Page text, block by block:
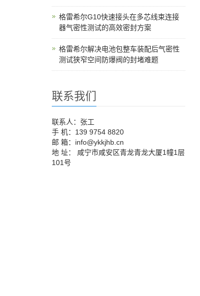
格雷希尔G10快速接头在多芯线束连接
器气密性测试的高效密封方案
格雷希尔解决电池包整车装配后气密性
测试狭窄空间防爆阀的封堵难题
联系我们
联系人：张工
手 机：139 9754 8820
邮 箱：info@ykkjhb.cn
地 址： 咸宁市咸安区青龙青龙大厦1幢1层
101号